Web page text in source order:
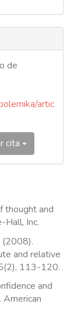
de
artic
cita
thought and
Hall, Inc.
(2008).
and relative
113-120.
and